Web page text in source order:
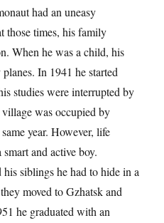
had an uneasy
those times, his family
When he was a child, his
In 1941 he started
studies were interrupted by
was occupied by
year. However, life
and active boy.
siblings he had to hide in a
moved to Gzhatsk and
he graduated with an